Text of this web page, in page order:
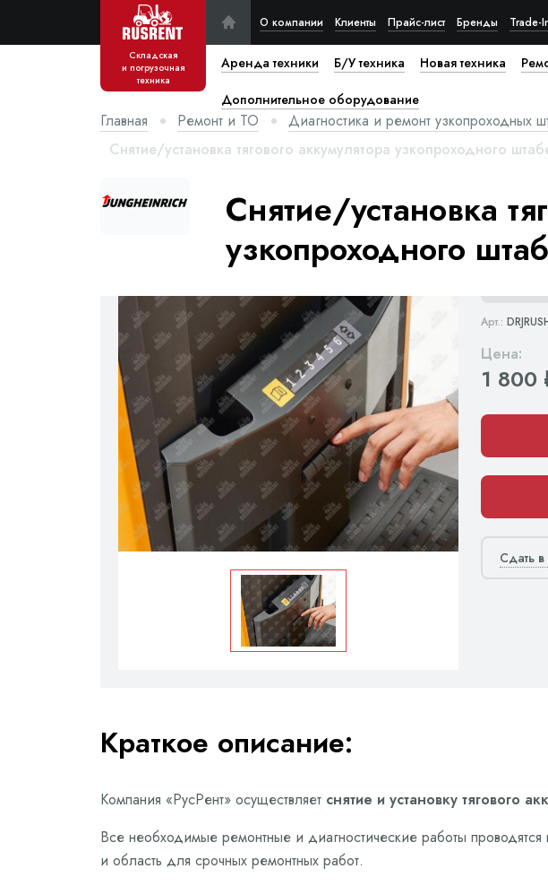
Складская
и погрузочная
техника
О компании Клиенты Прайс-лист Бренды Trade-
Аренда техники Б/У техника Новая техника
Дополнительное оборудование
Главная Ремонт и ТО
Диагностика и ремонт узкопроходных
Снятие/установка тягового аккумулятора узкопроходного
Снятие/установка
узкопроходного
Арт.:
Цена:
1 800
Сдать
Краткое описание:
Компания «РусРент» осуществляет снятие и установку тягового
Все необходимые ремонтные и диагностические работы
и область для срочных ремонтных работ.